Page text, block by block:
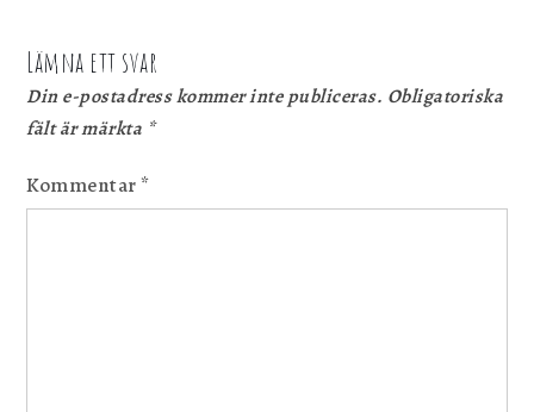
Lämna ett svar
Din e-postadress kommer inte publiceras. Obligatoriska
fält är märkta *
Kommentar*